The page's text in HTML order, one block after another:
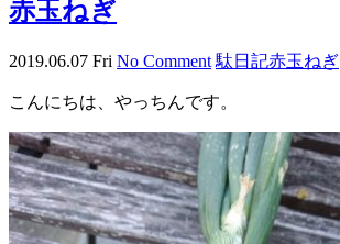
赤玉ねぎ
2019.06.07 Fri No Comment 駄日記赤玉ねぎ
こんにちは、やっちんです。